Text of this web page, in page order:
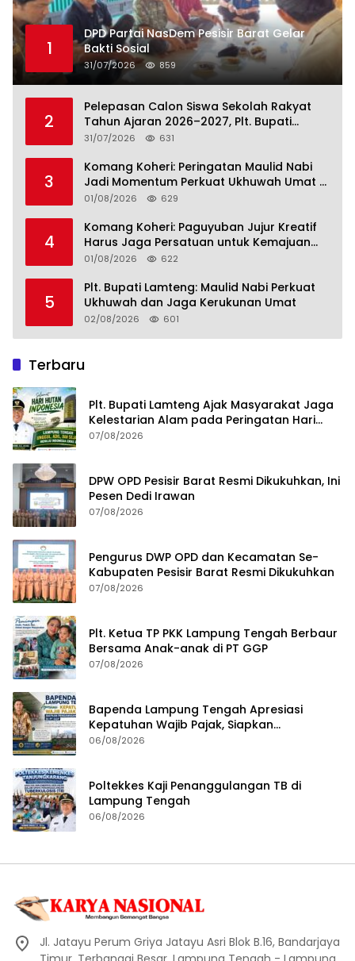
1
DPD Partai NasDem Pesisir Barat Gelar
Bakti Sosial
31/07/2026 859
2
Pelepasan Calon Siswa Sekolah Rakyat
Tahun Ajaran 2026–2027, Plt. Bupati
Lamteng Tegaskan Komitmen Hadirkan
31/07/2026 631
3
Komang Koheri: Peringatan Maulid Nabi
Jadi Momentum Perkuat Ukhuwah Umat di
Lampung Tengah
01/08/2026 629
4
Komang Koheri: Paguyuban Jujur Kreatif
Harus Jaga Persatuan untuk Kemajuan
Lampung Tengah
01/08/2026 622
5
Plt. Bupati Lamteng: Maulid Nabi Perkuat
Ukhuwah dan Jaga Kerukunan Umat
02/08/2026 601
Terbaru
Plt. Bupati Lamteng Ajak Masyarakat Jaga
Kelestarian Alam pada Peringatan Hari
Hutan Indonesia 2026
07/08/2026
DPW OPD Pesisir Barat Resmi Dikukuhkan, Ini
Pesen Dedi Irawan
07/08/2026
Pengurus DWP OPD dan Kecamatan Se-
Kabupaten Pesisir Barat Resmi Dikukuhkan
07/08/2026
Plt. Ketua TP PKK Lampung Tengah Berbaur
Bersama Anak-anak di PT GGP
07/08/2026
Bapenda Lampung Tengah Apresiasi
Kepatuhan Wajib Pajak, Siapkan
Pengawasan Terpadu di PT GGP
06/08/2026
Poltekkes Kaji Penanggulangan TB di
Lampung Tengah
06/08/2026
Jl. Jatayu Perum Griya Jatayu Asri Blok B.16, Bandarjaya